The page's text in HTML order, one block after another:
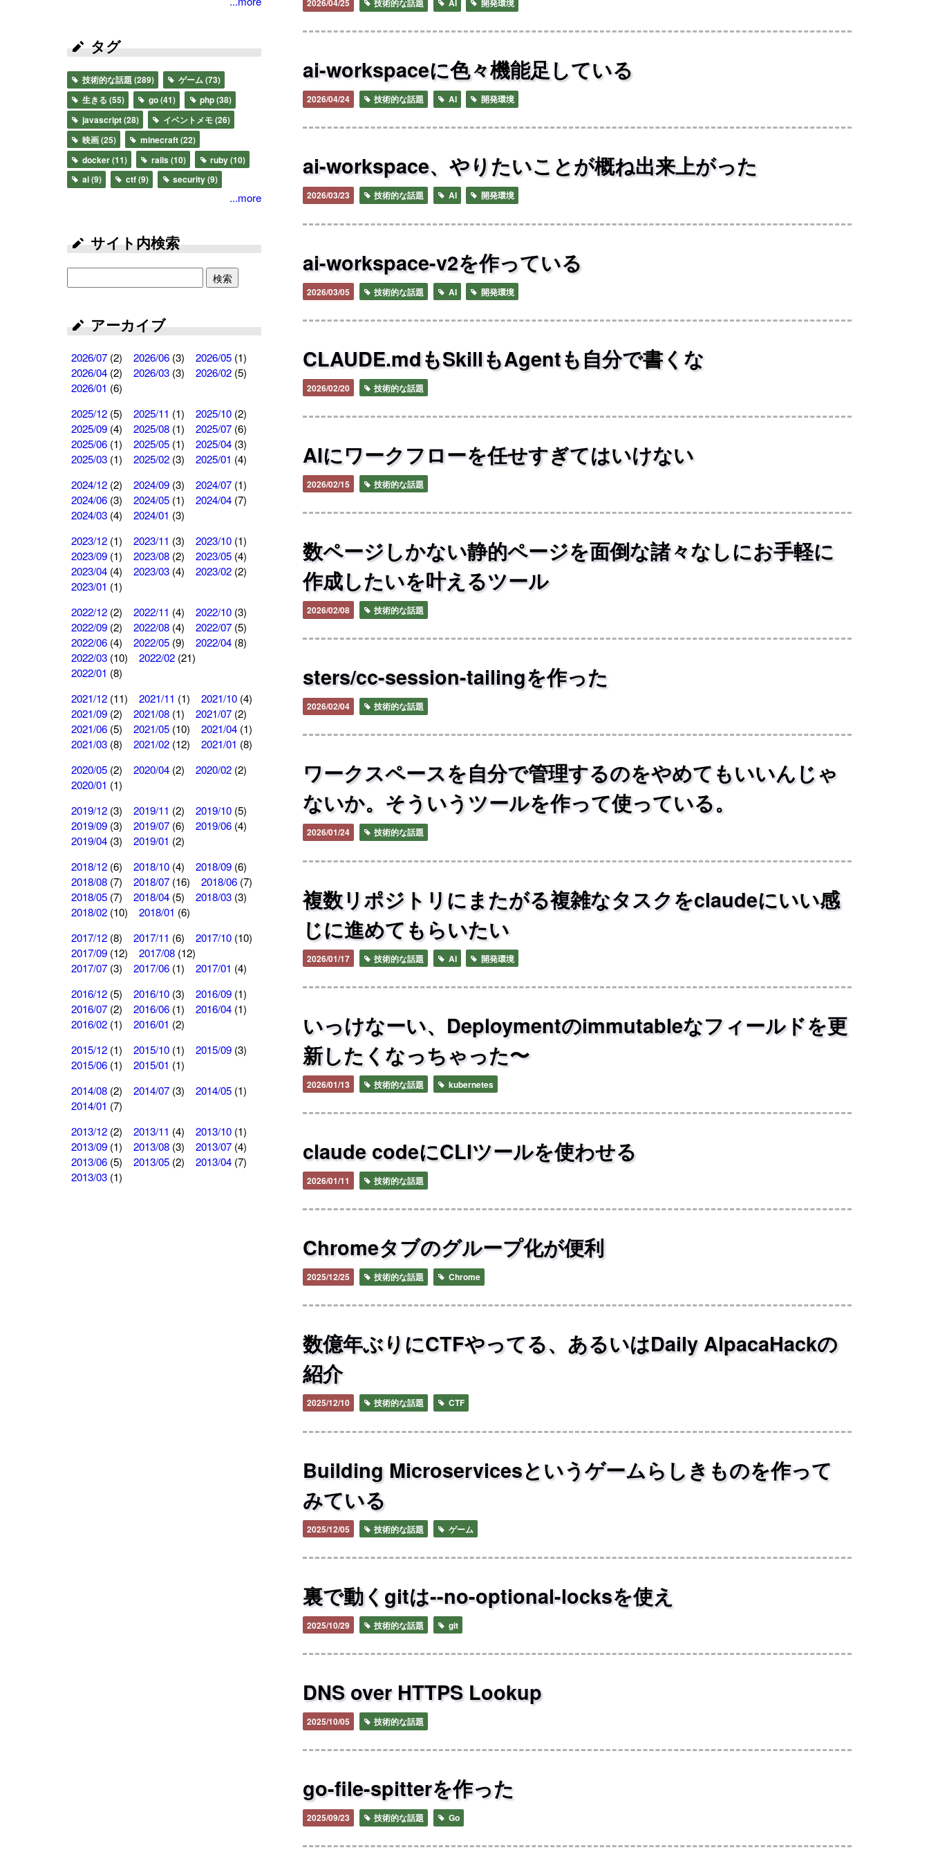
2026/04/25 技術的な話題 AI 開発環境
ai-workspaceに色々機能足している
2026/04/24 技術的な話題 AI 開発環境
ai-workspace、やりたいことが概ね出来上がった
2026/03/23 技術的な話題 AI 開発環境
ai-workspace-v2を作っている
2026/03/05 技術的な話題 AI 開発環境
CLAUDE.mdもSkillもAgentも自分で書くな
2026/02/20 技術的な話題
AIにワークフローを任せすぎてはいけない
2026/02/15 技術的な話題
数ページしかない静的ページを面倒な諸々なしにお手軽に
作成したいを叶えるツール
2026/02/08 技術的な話題
sters/cc-session-tailingを作った
2026/02/04 技術的な話題
ワークスペースを自分で管理するのをやめてもいいんじゃ
ないか。そういうツールを作って使っている。
2026/01/24 技術的な話題
複数リポジトリにまたがる複雑なタスクをclaudeにいい感
じに進めてもらいたい
2026/01/17 技術的な話題 AI 開発環境
いっけなーい、Deploymentのimmutableなフィールドを更
新したくなっちゃった〜
2026/01/13 技術的な話題 kubernetes
claude codeにCLIツールを使わせる
2026/01/11 技術的な話題
Chromeタブのグループ化が便利
2025/12/25 技術的な話題 Chrome
数億年ぶりにCTFやってる、あるいはDaily AlpacaHackの
紹介
2025/12/10 技術的な話題 CTF
Building Microservicesというゲームらしきものを作って
みている
2025/12/05 技術的な話題 ゲーム
裏で動くgitは--no-optional-locksを使え
2025/10/29 技術的な話題 git
DNS over HTTPS Lookup
2025/10/05 技術的な話題
go-file-spitterを作った
2025/09/23 技術的な話題 Go
タグ
技術的な話題(289) ゲーム(73)
生きる (55) go(41) php(38)
javascript(28) イベントメモ(26)
映画(25) minecraft(22)
docker(11) rails (10) ruby(10)
ai(9) ctf(9) security(9)
...more
サイト内検索
検索
アーカイブ
2026/07 (2) 2026/06 (3) 2026/05 (1)
2026/04 (2) 2026/03 (3) 2026/02 (5)
2026/01 (6)
2025/12 (5) 2025/11 (1) 2025/10 (2)
2025/09 (4) 2025/08 (1) 2025/07 (6)
2025/06 (1) 2025/05 (1) 2025/04 (3)
2025/03 (1) 2025/02 (3) 2025/01 (4)
2024/12 (2) 2024/09 (3) 2024/07 (1)
2024/06 (3) 2024/05 (1) 2024/04 (7)
2024/03 (4) 2024/01 (3)
2023/12 (1) 2023/11 (3) 2023/10 (1)
2023/09 (1) 2023/08 (2) 2023/05 (4)
2023/04 (4) 2023/03 (4) 2023/02 (2)
2023/01 (1)
2022/12 (2) 2022/11 (4) 2022/10 (3)
2022/09 (2) 2022/08 (4) 2022/07 (5)
2022/06 (4) 2022/05 (9) 2022/04 (8)
2022/03 (10) 2022/02 (21)
2022/01 (8)
2021/12 (11) 2021/11 (1) 2021/10 (4)
2021/09 (2) 2021/08 (1) 2021/07 (2)
2021/06 (5) 2021/05 (10) 2021/04 (1)
2021/03 (8) 2021/02 (12) 2021/01 (8)
2020/05 (2) 2020/04 (2) 2020/02 (2)
2020/01 (1)
2019/12 (3) 2019/11 (2) 2019/10 (5)
2019/09 (3) 2019/07 (6) 2019/06 (4)
2019/04 (3) 2019/01 (2)
2018/12 (6) 2018/10 (4) 2018/09 (6)
2018/08 (7) 2018/07 (16) 2018/06 (7)
2018/05 (7) 2018/04 (5) 2018/03 (3)
2018/02 (10) 2018/01 (6)
2017/12 (8) 2017/11 (6) 2017/10 (10)
2017/09 (12) 2017/08 (12)
2017/07 (3) 2017/06 (1) 2017/01 (4)
2016/12 (5) 2016/10 (3) 2016/09 (1)
2016/07 (2) 2016/06 (1) 2016/04 (1)
2016/02 (1) 2016/01 (2)
2015/12 (1) 2015/10 (1) 2015/09 (3)
2015/06 (1) 2015/01 (1)
2014/08 (2) 2014/07 (3) 2014/05 (1)
2014/01 (7)
2013/12 (2) 2013/11 (4) 2013/10 (1)
2013/09 (1) 2013/08 (3) 2013/07 (4)
2013/06 (5) 2013/05 (2) 2013/04 (7)
2013/03 (1)